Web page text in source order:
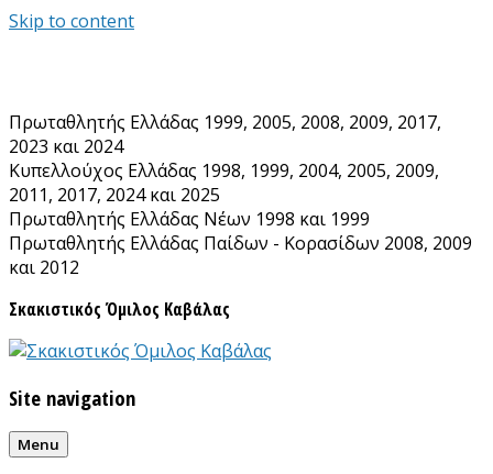
Skip to content
Πρωταθλητής Ελλάδας 1999, 2005, 2008, 2009, 2017,
2023 και 2024
Κυπελλούχος Ελλάδας 1998, 1999, 2004, 2005, 2009,
2011, 2017, 2024 και 2025
Πρωταθλητής Ελλάδας Νέων 1998 και 1999
Πρωταθλητής Ελλάδας Παίδων - Κορασίδων 2008, 2009
και 2012
Σκακιστικός Όμιλος Καβάλας
Site navigation
Menu